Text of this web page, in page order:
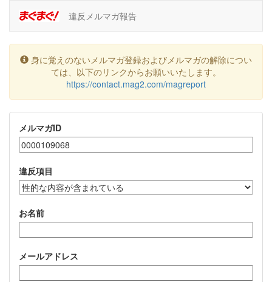
違反メルマガ報告
身に覚えのないメルマガ登録およびメルマガの解除につい
ては、以下のリンクからお願いいたします。
https://contact.mag2.com/magreport
メルマガID
違反項目
お名前
メールアドレス